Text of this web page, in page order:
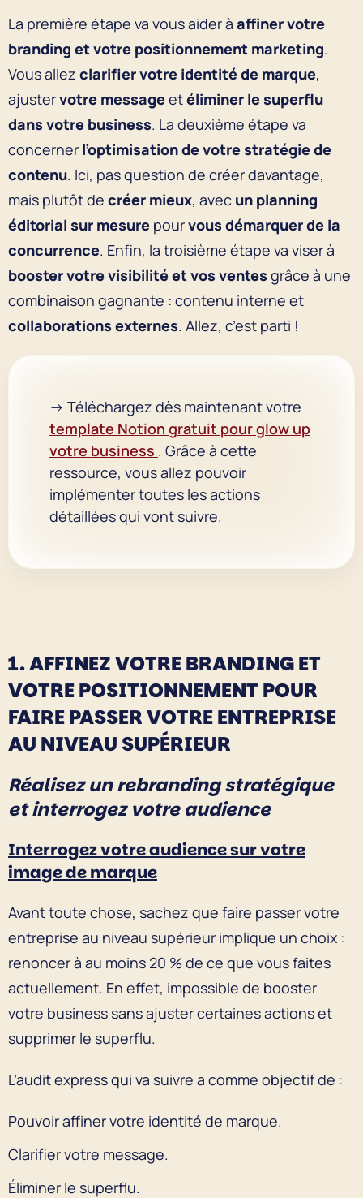
La première étape va vous aider à affiner votre
branding et votre positionnement marketing.
Vous allez clarifier votre identité de marque,
ajustervotre messageetéliminer le superflu
dans votre business. La deuxième étape va
concerner l’optimisation de votre stratégie de
contenu. Ici, pas question de créer davantage,
mais plutôt de créer mieux, avec un planning
éditorial sur mesure pourvous démarquer de la
concurrence. Enfin, la troisième étape va viser à
booster votre visibilité et vos ventes grâce à une
combinaison gagnante : contenu interne et
collaborations externes. Allez, c’est parti !
→ Téléchargez dès maintenant votre
template Notion gratuit pour glow up
votre business . Grâce à cette
ressource, vous allez pouvoir
implémenter toutes les actions
détaillées qui vont suivre.
1. AFFINEZ VOTRE BRANDING ET
VOTRE POSITIONNEMENT POUR
FAIRE PASSER VOTRE ENTREPRISE
AU NIVEAU SUPÉRIEUR
Réalisez un rebranding stratégique
et interrogez votre audience
Interrogez votre audience sur votre
image de marque
Avant toute chose, sachez que faire passer votre
entreprise au niveau supérieur implique un choix :
renoncer à au moins 20 % de ce que vous faites
actuellement. En effet, impossible de booster
votre business sans ajuster certaines actions et
supprimer le superflu.
L’audit express qui va suivre a comme objectif de :
Pouvoir affiner votre identité de marque.
Clarifier votre message.
Éliminer le superflu.